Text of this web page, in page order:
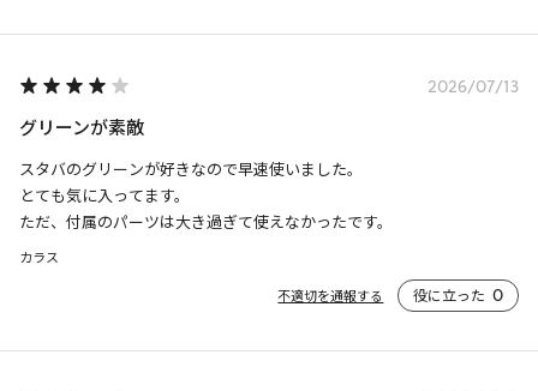
2026/07/13
グリーンが素敵
スタバのグリーンが好きなので早速使いました。
とても気に入ってます。
ただ、付属のパーツは大き過ぎて使えなかったです。
カラス
不適切を通報する 役に立った 0